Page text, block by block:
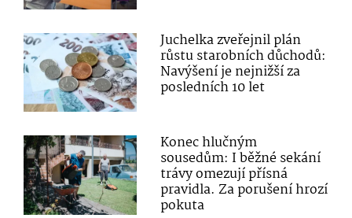
Juchelka zveřejnil plán
růstu starobních důchodů:
Navýšení je nejnižší za
posledních 10 let
Konec hlučným
sousedům: I běžné sekání
trávy omezují přísná
pravidla. Za porušení hrozí
pokuta